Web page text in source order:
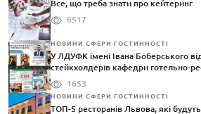
Все, що треба знати про кейтеринг
6517
НОВИНИ СФЕРИ ГОСТИННОСТІ
У ЛДУФК імені Івана Боберського
стейкхолдерів кафедри готельно-
1653
НОВИНИ СФЕРИ ГОСТИННОСТІ
ТОП-5 ресторанів Львова, які